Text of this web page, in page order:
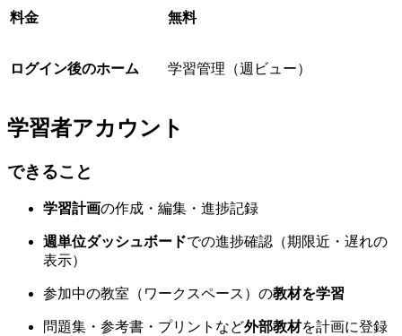
料金 無料
ログイン後のホーム 学習管理（週ビュー）
学習者アカウント
できること
学習計画の作成・編集・進捗記録
週単位ダッシュボードでの進捗確認（期限近・遅れの
表示）
参加中の教室（ワークスペース）の教材を学習
問題集・参考書・プリントなど外部教材を計画に登録